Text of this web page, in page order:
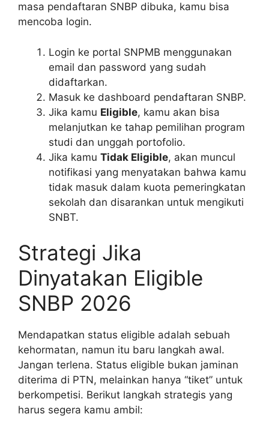
masa pendaftaran SNBP dibuka, kamu bisa
mencoba login.
Login ke portal SNPMB menggunakan
email dan password yang sudah
didaftarkan.
Masuk ke dashboard pendaftaran SNBP.
Jika kamu Eligible, kamu akan bisa
melanjutkan ke tahap pemilihan program
studi dan unggah portofolio.
Jika kamu Tidak Eligible, akan muncul
notifikasi yang menyatakan bahwa kamu
tidak masuk dalam kuota pemeringkatan
sekolah dan disarankan untuk mengikuti
SNBT.
Strategi Jika
Dinyatakan Eligible
SNBP 2026
Mendapatkan status eligible adalah sebuah
kehormatan, namun itu baru langkah awal.
Jangan terlena. Status eligible bukan jaminan
diterima di PTN, melainkan hanya “tiket” untuk
berkompetisi. Berikut langkah strategis yang
harus segera kamu ambil: